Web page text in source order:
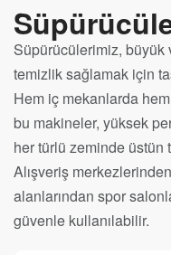
Süpürücülerimiz, büyük
temizlik sağlamak için
Hem iç mekanlarda
bu makineler, yüksek
her türlü zeminde üstün
Alışveriş
alanlarından spor
güvenle kullanılabilir.